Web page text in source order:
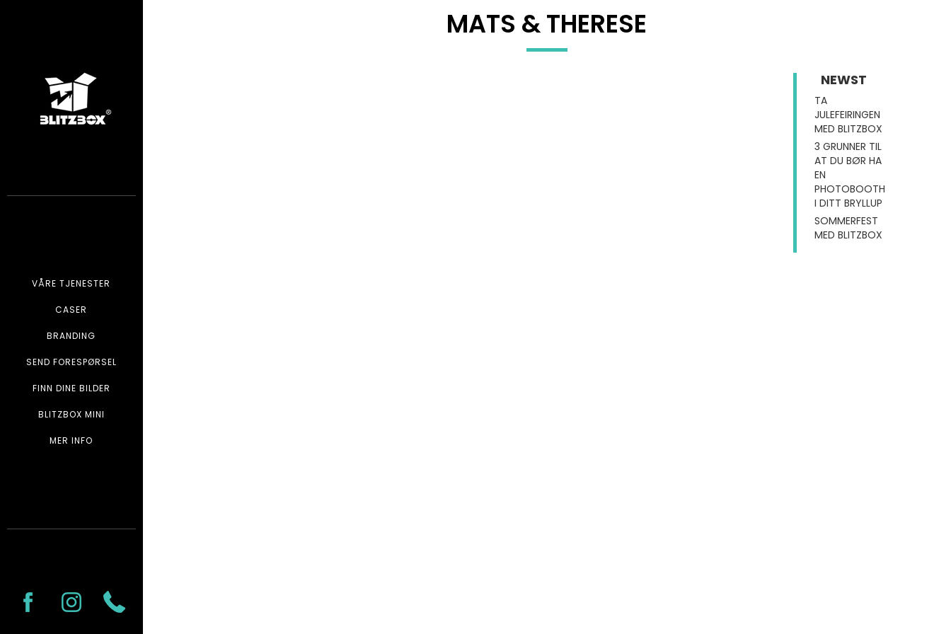
VÅRE TJENESTER
CASER
BRANDING
SEND FORESPØRSEL
FINN DINE BILDER
BLITZBOX MINI
MER INFO
MATS & THERESE
NEWST
TA
JULEFEIRINGEN
MED BLITZBOX
3 GRUNNER TIL
AT DU BØR HA
EN
PHOTOBOOTH
I DITT BRYLLUP
SOMMERFEST
MED BLITZBOX